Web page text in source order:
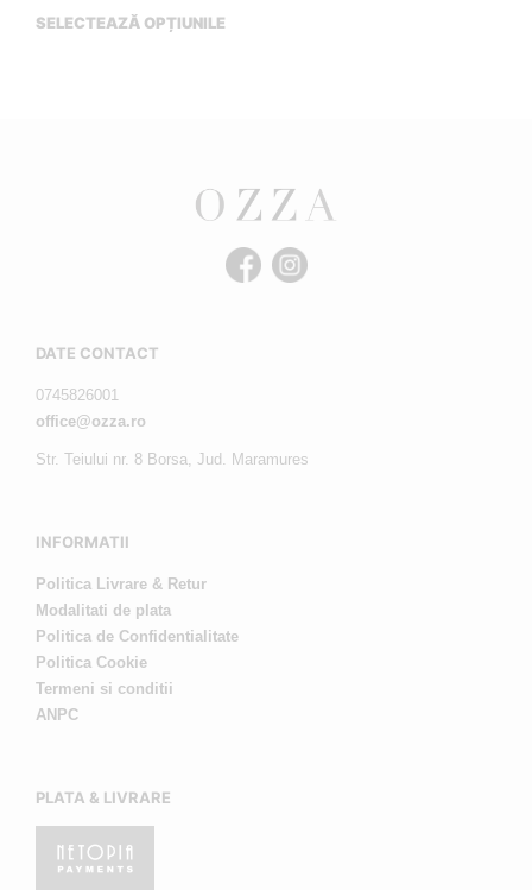
SELECTEAZĂ OPȚIUNILE
DATE CONTACT
0745826001
office@ozza.ro
Str. Teiului nr. 8 Borsa, Jud. Maramures
INFORMATII
Politica Livrare & Retur
Modalitati de plata
Politica de Confidentialitate
Politica Cookie
Termeni si conditii
ANPC
PLATA & LIVRARE